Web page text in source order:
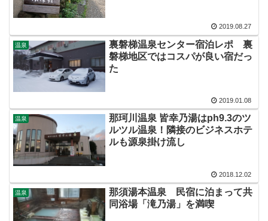
2019.08.27
温泉
裏磐梯温泉センター宿泊レポ 裏
磐梯地区ではコスパが良い宿だっ
た
2019.01.08
温泉
那珂川温泉 皆幸乃湯はph9.3のツ
ルツル温泉！隣接のビジネスホテ
ルも源泉掛け流し
2018.12.02
温泉
那須湯本温泉 民宿に泊まって共
同浴場「滝乃湯」を満喫